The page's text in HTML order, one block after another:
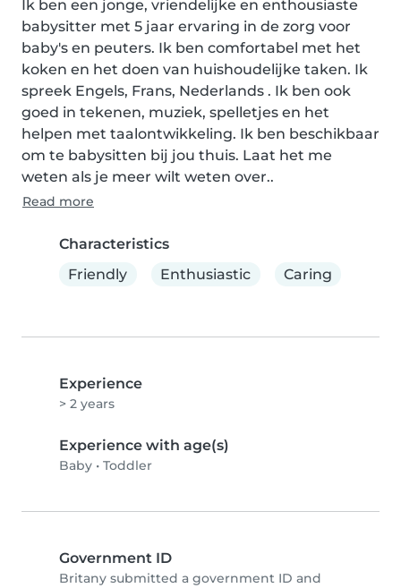
Ik ben een jonge, vriendelijke en enthousiaste
babysitter met 5 jaar ervaring in de zorg voor
baby's en peuters. Ik ben comfortabel met het
koken en het doen van huishoudelijke taken. Ik
spreek Engels, Frans, Nederlands . Ik ben ook
goed in tekenen, muziek, spelletjes en het
helpen met taalontwikkeling. Ik ben beschikbaar
om te babysitten bij jou thuis. Laat het me
weten als je meer wilt weten over..
Read more
Characteristics
Friendly
Enthusiastic Caring
Experience
> 2 years
Experience with age(s)
Baby • Toddler
Government ID
Britany submitted a government ID and